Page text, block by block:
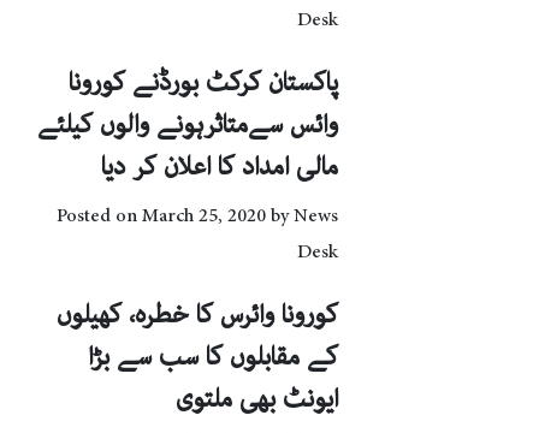
Desk
پاکستان کرکٹ بورڈنے کورونا
وائس سےمتاثرہونے والوں کیلئے
مالی امداد کا اعلان کر دیا
Posted onMarch 25, 2020byNews
Desk
کورونا وائرس کا خطرہ، کھیلوں
کے مقابلوں کا سب سے بڑا
ایونٹ بھی ملتوی